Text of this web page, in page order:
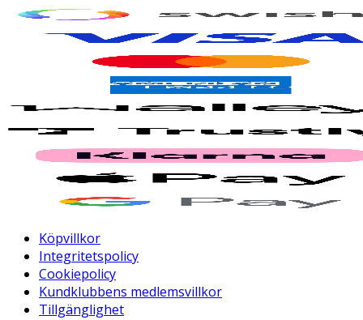
Köpvillkor
Integritetspolicy
Cookiepolicy
Kundklubbens medlemsvillkor
Tillgänglighet